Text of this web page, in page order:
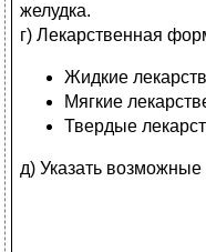
желудка.
г) Лекарственная
Жидкие
Мягкие
Твердые
д) Указать